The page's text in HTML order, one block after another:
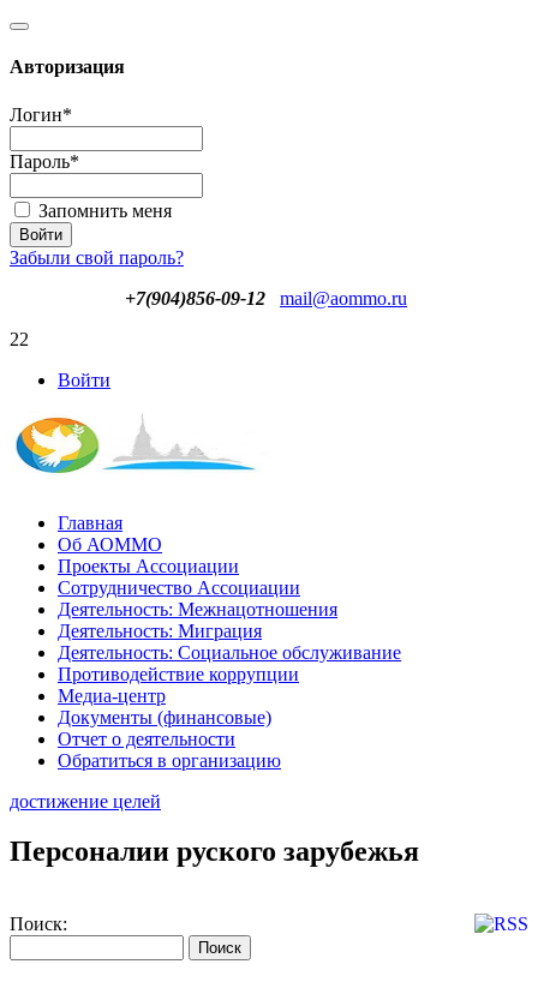
Авторизация
Логин*
Пароль*
Запомнить меня
Забыли свой пароль?
+7(904)856-09-12
mail@aommo.ru
22
Войти
Главная
Об АОММО
Проекты Ассоциации
Сотрудничество Ассоциации
Деятельность: Межнацотношения
Деятельность: Миграция
Деятельность: Социальное обслуживание
Противодействие коррупции
Медиа-центр
Документы (финансовые)
Отчет о деятельности
Обратиться в организацию
достижение целей
Персоналии руского зарубежья
Поиск: